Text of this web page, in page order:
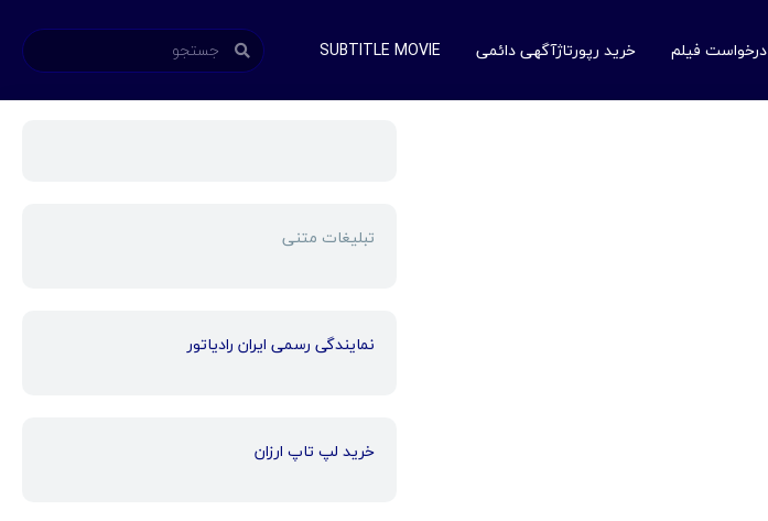
درخواست فیلم خرید رپورتاژآگهی دائمی SUBTITLE MOVIE
تبلیغات متنی
نمایندگی رسمی ایران رادیاتور
خرید لپ تاپ ارزان